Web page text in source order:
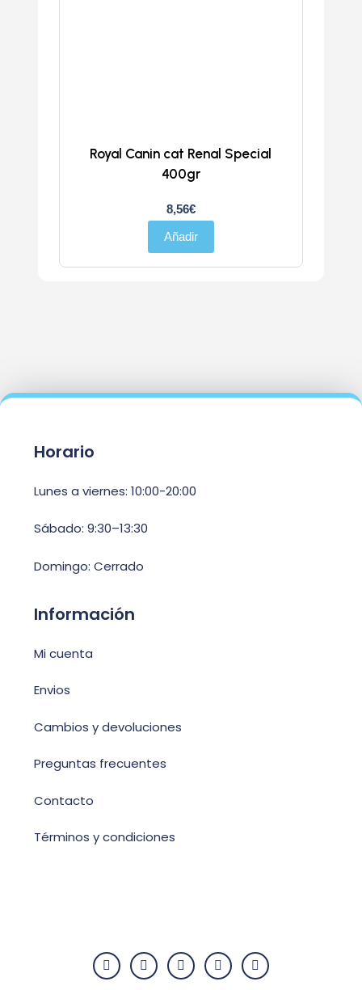
Royal Canin cat Renal Special
400gr
8,56€
Añadir
Horario
Lunes a viernes: 10:00-20:00
Sábado: 9:30–13:30
Domingo: Cerrado
Información
Mi cuenta
Envios
Cambios y devoluciones
Preguntas frecuentes
Contacto
Términos y condiciones